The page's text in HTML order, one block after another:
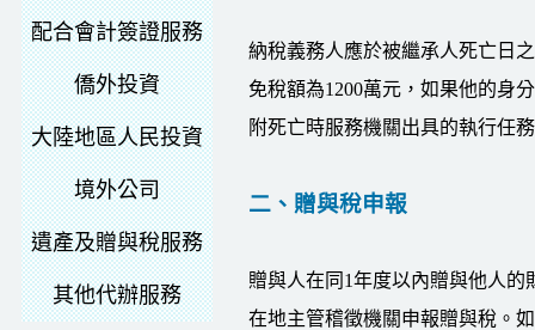
配合會計簽證服務
僑外投資
大陸地區人民投資
境外公司
遺產及贈與稅服務
其他代辦服務
納稅義務人應於被繼承人死亡日
免稅額為1200萬元，如果他的身
附死亡時服務機關出具的執行任
二、贈與稅申報
贈與人在同1年度以內贈與他人
在地主管稽徵機關申報贈與稅。